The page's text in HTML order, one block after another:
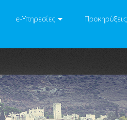
e-Υπηρεσίες Προκηρύξεις